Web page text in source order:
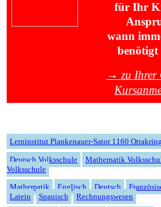
für Ihr
wann
→ zu Ihrer
Lerninstitut Plankenauer-Sator 1160 Ottakring
Deutsch Volksschule
Mathematik
Volksschule
Mathematik
Englisch Deutsch
Latein
Spanisch
Rechnungswesen